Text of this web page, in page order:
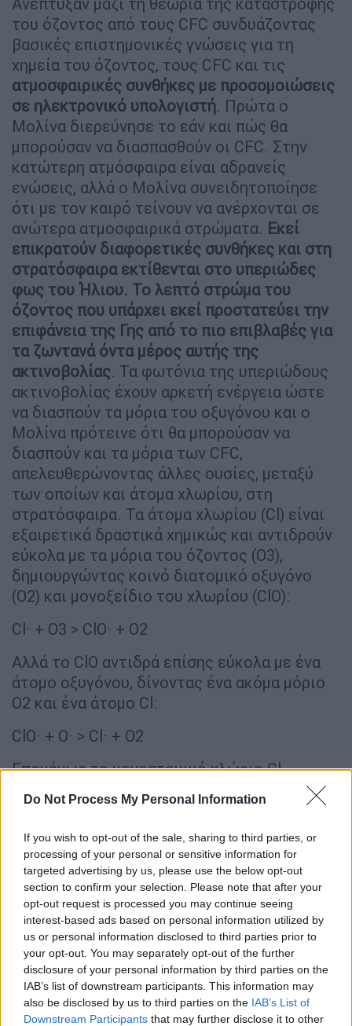
Do Not Process My Personal Information
If you wish to opt-out of the sale, sharing to third parties, or
processing of your personal or sensitive information for
targeted advertising by us, please use the below opt-out
section to confirm your selection. Please note that after your
opt-out request is processed you may continue seeing
interest-based ads based on personal information utilized by
us or personal information disclosed to third parties prior to
your opt-out. You may separately opt-out of the further
disclosure of your personal information by third parties on the
IAB’s list of downstream participants. This information may
also be disclosed by us to third parties on the IAB’s List of
Downstream Participants that may further disclose it to other
του όζοντος από τους CFC συνδυάζοντας
βασικές επιστημονικές γνώσεις για τη
χημεία του όζοντος, τους CFC και τις
ατμοσφαιρικές συνθήκες με προσομοιώσεις
σε ηλεκτρονικό υπολογιστή. Πρώτα ο
Μολίνα διερεύνησε το εάν και πώς θα
μπορούσαν να διασπασθούν οι CFC. Στην
κατώτερη ατμόσφαιρα είναι αδρανείς
ενώσεις, αλλά ο Μολίνα συνειδητοποίησε
ότι με τον καιρό τείνουν να ανέρχονται σε
ανώτερα ατμοσφαιρικά στρώματα. Εκεί
επικρατούν διαφορετικές συνθήκες και στη
στρατόσφαιρα εκτίθενται στο υπεριώδες
φως του Ήλιου. Το λεπτό στρώμα του
όζοντος που υπάρχει εκεί προστατεύει την
επιφάνεια της Γης από το πιο επιβλαβές για
τα ζωντανά όντα μέρος αυτής της
ακτινοβολίας. Τα φωτόνια της υπεριώδους
ακτινοβολίας έχουν αρκετή ενέργεια ώστε
να διασπούν τα μόρια του οξυγόνου και ο
Μολίνα πρότεινε ότι θα μπορούσαν να
διασπούν και τα μόρια των CFC,
απελευθερώνοντας άλλες ουσίες, μεταξύ
των οποίων και άτομα χλωρίου, στη
στρατόσφαιρα. Τα άτομα χλωρίου (Cl) είναι
εξαιρετικά δραστικά χημικώς και αντιδρούν
εύκολα με τα μόρια του όζοντος (O3),
δημιουργώντας κοινό διατομικό οξυγόνο
(O2) και μονοξείδιο του χλωρίου (ClO):
Cl· + O3 > ClO· + O2
Αλλά το ClO αντιδρά επίσης εύκολα με ένα
άτομο οξυγόνου, δίνοντας ένα ακόμα μόριο
O2 και ένα άτομο Cl:
ClO· + O· > Cl· + O2
Επομένως το μονοατομικό χλώριο Cl
«αναδύεται» ανέπαφο από αυτό το ζεύγος
αντιδράσεων, και αυτό είναι το κρίσιμο
δεδομένο.Οι Μολίνα και Ρόουλαντ
κατάλαβαν ότι το Cl παίζει ρόλο καταλύτη
και ότι ένα μόνο μόριό του θα μπορούσε να
καταστρέψει πολλές χιλιάδες μόρια
όζοντος παραμένοντας στη στρατόσφαιρα
επί πολλά έτη. Υπολογίζοντας τις
ποσότητες των αντιδρώντων σωμάτων, οι
δύο χημικοί βρήκαν ότι οι CFC μπορούσαν να
ξεκινήσουν μια «αλυσιδωτή αντίδραση» που
θα έβλαπτε σοβαρά το στρώμα του όζοντος